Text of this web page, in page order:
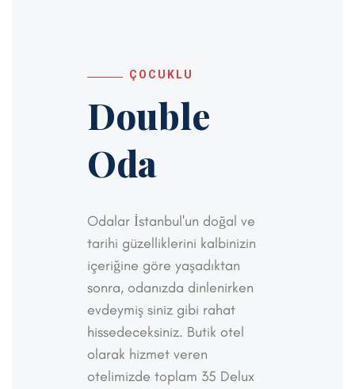
ÇOCUKLU
Double
Oda
Odalar İstanbul'un doğal ve
tarihi güzelliklerini kalbinizin
içeriğine göre yaşadıktan
sonra, odanızda dinlenirken
evdeymiş siniz gibi rahat
hissedeceksiniz. Butik otel
olarak hizmet veren
otelimizde toplam 35 Delux